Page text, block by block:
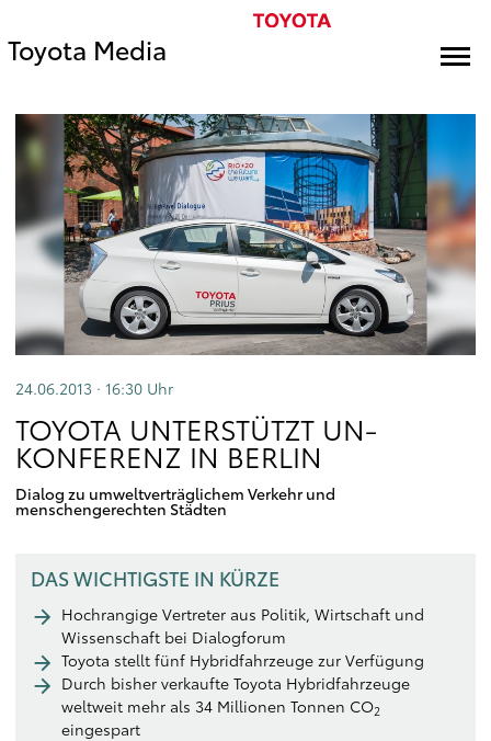
Toyota Media
24.06.2013 · 16:30 Uhr
TOYOTA UNTERSTÜTZT UN-
KONFERENZ IN BERLIN
Dialog zu umweltverträglichem Verkehr und
menschengerechten Städten
DAS WICHTIGSTE IN KÜRZE
Hochrangige Vertreter aus Politik, Wirtschaft und
Wissenschaft bei Dialogforum
Toyota stellt fünf Hybridfahrzeuge zur Verfügung
Durch bisher verkaufte Toyota Hybridfahrzeuge
weltweit mehr als 34 Millionen Tonnen CO2
eingespart